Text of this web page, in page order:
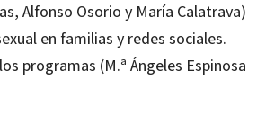
Alfonso Osorio y María Calatrava)
en familias y redes sociales.
programas (M.ª Ángeles Espinosa